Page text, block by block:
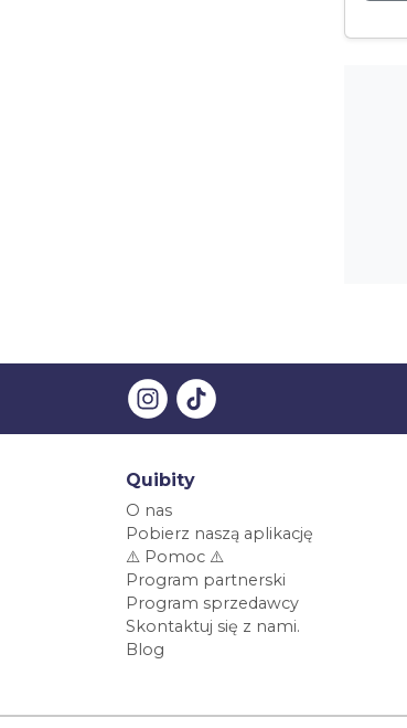
Quibity
O nas
Pobierz naszą aplikację
⚠️ Pomoc ⚠️
Program partnerski
Program sprzedawcy
Skontaktuj się z nami.
Blog